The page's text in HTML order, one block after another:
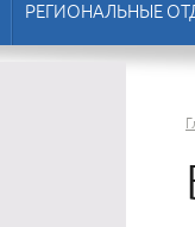
РЕГИОНАЛЬНЫЕ